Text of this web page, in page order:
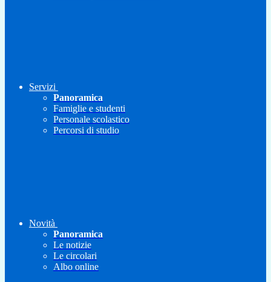
Servizi
Panoramica
Famiglie e studenti
Personale scolastico
Percorsi di studio
Novità
Panoramica
Le notizie
Le circolari
Albo online